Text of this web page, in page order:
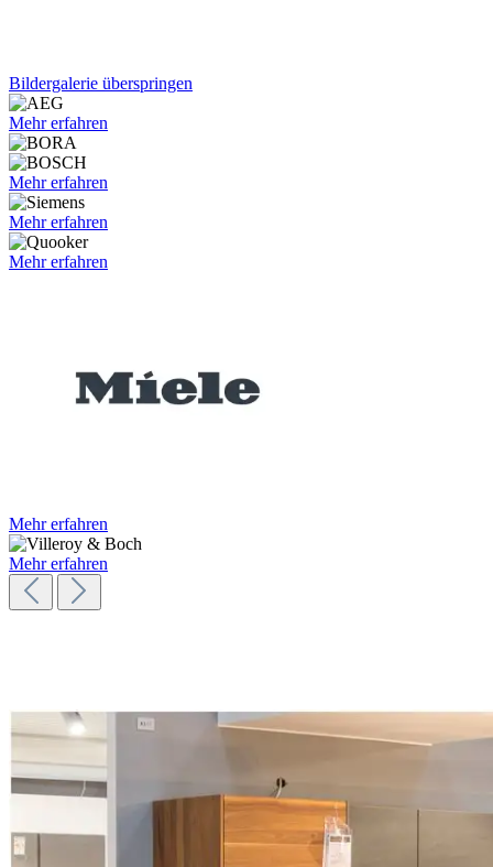
Bildergalerie überspringen
Mehr erfahren
Mehr erfahren
Mehr erfahren
Mehr erfahren
Mehr erfahren
Mehr erfahren